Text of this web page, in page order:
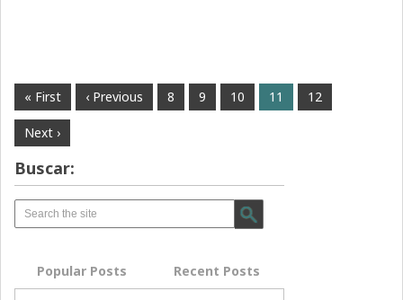
« First ‹ Previous 8 9 10 11 12
Next ›
Buscar:
Popular Posts Recent Posts